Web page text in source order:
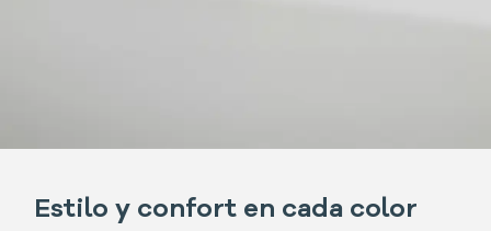
Estilo y confort en cada color